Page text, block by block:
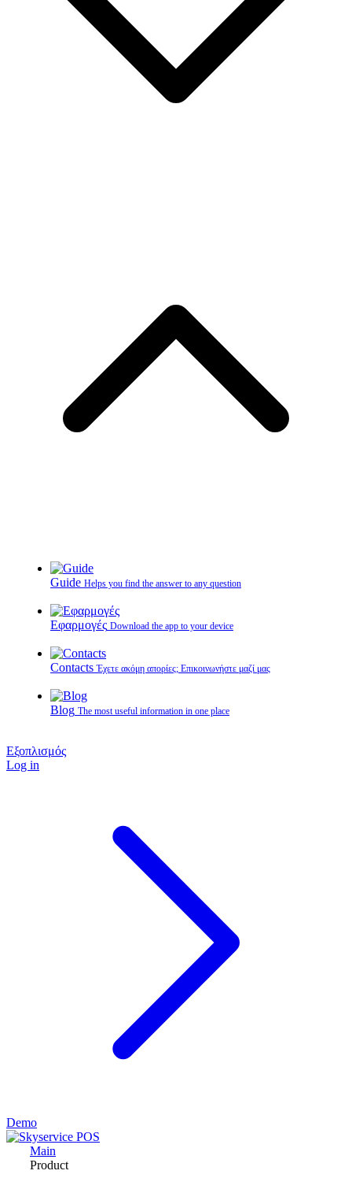
Guide Helps you find the answer to any question
Εφαρμογές Download the app to your device
Contacts Έχετε ακόμη απορίες; Επικοινωνήστε μαζί μας
Blog The most useful information in one place
Εξοπλισμός
Log in
Demo
Main
Product